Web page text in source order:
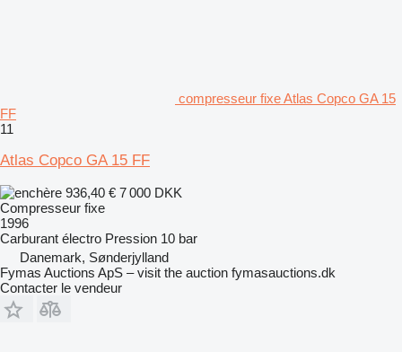
compresseur fixe Atlas Copco GA 15
FF
11
Atlas Copco GA 15 FF
936,40 € 7 000 DKK
Compresseur fixe
1996
Carburant électro Pression 10 bar
Danemark, Sønderjylland
Fymas Auctions ApS – visit the auction fymasauctions.dk
Contacter le vendeur